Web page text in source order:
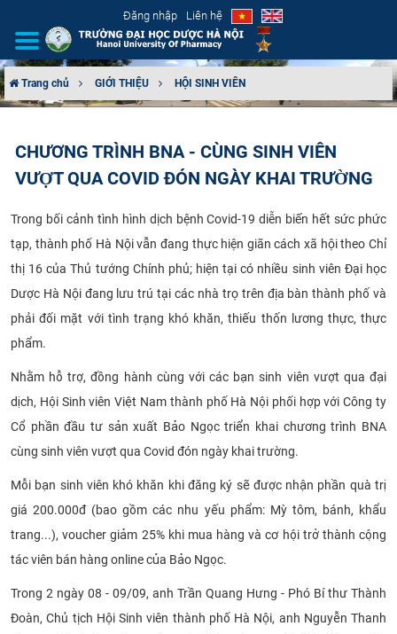
Đăng nhập Liên hệ
CƠ CẤU TỔ CHỨC
ĐÀO TẠO
ĐẢM BẢO CHẤT LƯỢNG
KHOA HỌC CÔNG NGHỆ
HTQT
CỰU NGƯỜI HỌC
Trang chủ GIỚI THIỆU HỘI SINH VIÊN
CHƯƠNG TRÌNH BNA - CÙNG SINH VIÊN
VƯỢT QUA COVID ĐÓN NGÀY KHAI TRƯỜNG
Trong bối cảnh tình hình dịch bệnh Covid-19 diễn biến hết sức phức
tạp, thành phố Hà Nội vẫn đang thực hiện giãn cách xã hội theo Chỉ
thị 16 của Thủ tướng Chính phủ; hiện tại có nhiều sinh viên Đại học
Dược Hà Nội đang lưu trú tại các nhà trọ trên địa bàn thành phố và
phải đối mặt với tình trạng khó khăn, thiếu thốn lương thực, thực
phẩm.
Nhằm hỗ trợ, đồng hành cùng với các bạn sinh viên vượt qua đại
dịch, Hội Sinh viên Việt Nam thành phố Hà Nội phối hợp với Công ty
Cổ phần đầu tư sản xuất Bảo Ngọc triển khai chương trình BNA
cùng sinh viên vượt qua Covid đón ngày khai trường.
Mỗi bạn sinh viên khó khăn khi đăng ký sẽ được nhận phần quà trị
giá 200.000đ (bao gồm các nhu yếu phẩm: Mỳ tôm, bánh, khẩu
trang...), voucher giảm 25% khi mua hàng và cơ hội trở thành cộng
tác viên bán hàng online của Bảo Ngọc.
Trong 2 ngày 08 - 09/09, anh Trần Quang Hưng - Phó Bí thư Thành
Đoàn, Chủ tịch Hội Sinh viên thành phố Hà Nội, anh Nguyễn Thanh